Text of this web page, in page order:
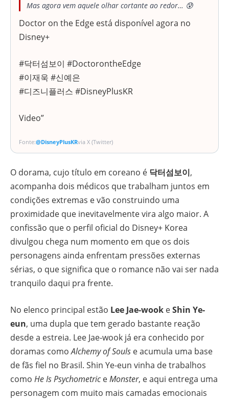
Mas agora vem aquele olhar cortante ao redor… 😰
Doctor on the Edge está disponível agora no
Disney+
#닥터섬보이 #DoctorontheEdge
#이재욱 #신예은
#디즈니플러스 #DisneyPlusKR
Video”
Fonte:@DisneyPlusKRvia X (Twitter)
O dorama, cujo título em coreano é 닥터섬보이,
acompanha dois médicos que trabalham juntos em
condições extremas e vão construindo uma
proximidade que inevitavelmente vira algo maior. A
confissão que o perfil oficial do Disney+ Korea
divulgou chega num momento em que os dois
personagens ainda enfrentam pressões externas
sérias, o que significa que o romance não vai ser nada
tranquilo daqui pra frente.
No elenco principal estão Lee Jae-wook eShin Ye-
eun, uma dupla que tem gerado bastante reação
desde a estreia. Lee Jae-wook já era conhecido por
doramas comoAlchemy of Souls e acumula uma base
de fãs fiel no Brasil. Shin Ye-eun vinha de trabalhos
como He Is PsychometriceMonster, e aqui entrega uma
personagem com muito mais camadas emocionais